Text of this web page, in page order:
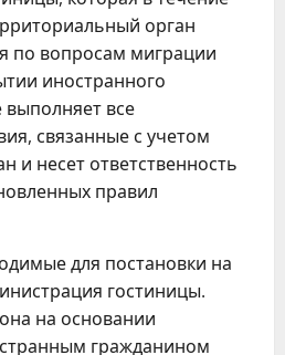
орган
по вопросам миграции
иностранного
выполняет все
связанные с учетом
и несет ответственность
правил
для постановки на
гостиницы.
на основании
гражданином